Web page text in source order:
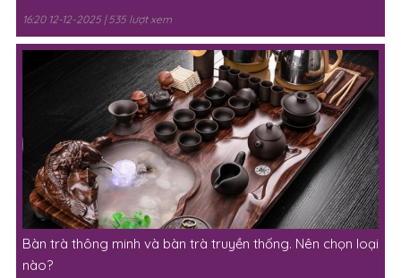
Bàn trà điện cho nhà chung cư và nhà phố khác nhau thế
nào?
16:20 12-12-2025 | 535 lượt xem